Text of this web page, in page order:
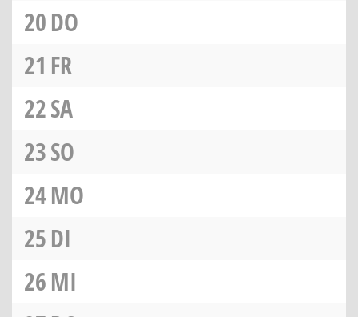
20DO
21 FR
22SA
23SO
24MO
25DI
26MI